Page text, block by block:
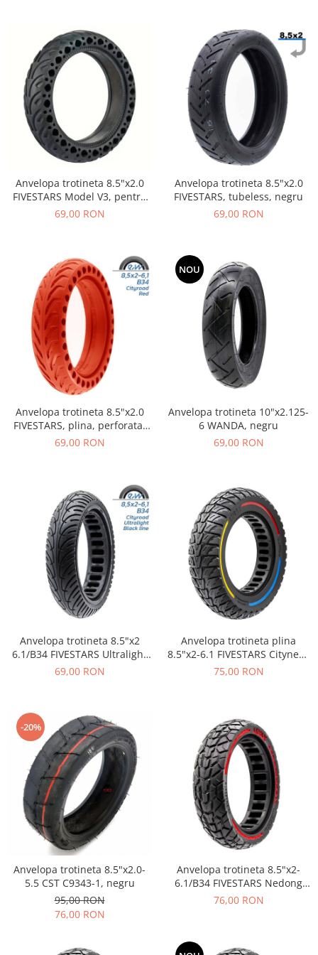
BANDANE
CACIULI
MASTI/CAGULE
SEPCI
Anvelopa trotineta 8.5"x2.0
FIVESTARS Model V3, pentru
Xiaomi, negru
69,00 RON
Anvelopa trotineta 8.5"x2.0
FIVESTARS, tubeless, negru
69,00 RON
Anvelopa trotineta 8.5"x2.0
FIVESTARS, plina, perforata,
petru Xiaomi, rosu
69,00 RON
NOU
Anvelopa trotineta 10"x2.125-
6 WANDA, negru
69,00 RON
Anvelopa trotineta 8.5"x2
6.1/B34 FIVESTARS Ultralight
Black Line, plina, pentru
69,00 RON
Anvelopa trotineta plina
8.5"x2-6.1 FIVESTARS Cityneye
V3, tricolor
75,00 RON
-20%
Anvelopa trotineta 8.5"x2.0-
5.5 CST C9343-1, negru
95,00 RON
76,00 RON
Anvelopa trotineta 8.5"x2-
6.1/B34 FIVESTARS Nedong
Ultra Light, plina, negru/rosu
76,00 RON